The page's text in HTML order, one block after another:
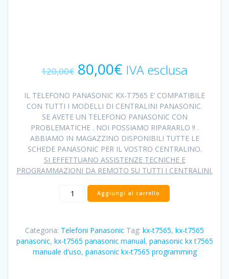
120,00€ Il
prezzo
originale
era:
120,00€.
80,00€Il
prezzo
attuale
è:
80,00€.
IVA esclusa
IL TELEFONO PANASONIC KX-T7565 E’ COMPATIBILE
CON TUTTI I MODELLI DI CENTRALINI PANASONIC.
SE AVETE UN TELEFONO PANASONIC CON
PROBLEMATICHE . NOI POSSIAMO RIPARARLO !! .
ABBIAMO IN MAGAZZINO DISPONIBILI TUTTE LE
SCHEDE PANASONIC PER IL VOSTRO CENTRALINO.
SI EFFETTUANO ASSISTENZE TECNICHE E
PROGRAMMAZIONI DA REMOTO SU TUTTI I CENTRALINI.
TELEFONO
PANASONIC
RICONDIZIONATO
quantità
Aggiungi al carrello
Categoria: Telefoni Panasonic Tag: kx-t7565, kx-t7565
panasonic, kx-t7565 panasonic manual, panasonic kx t7565
manuale d'uso, panasonic kx-t7565 programming